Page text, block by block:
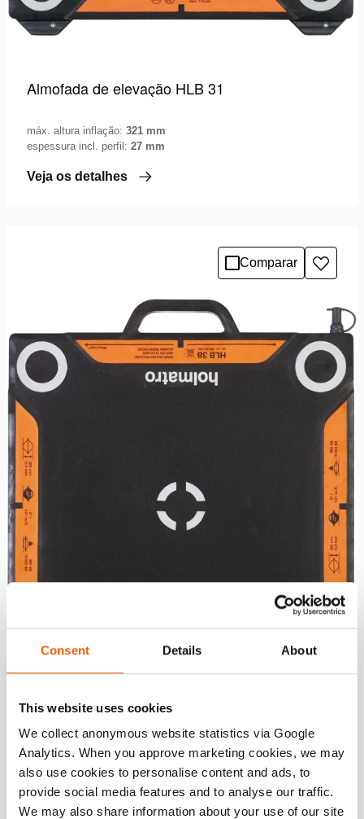
Consent Details About
This website uses cookies
We collect anonymous website statistics via Google
Analytics. When you approve marketing cookies, we may
also use cookies to personalise content and ads, to
provide social media features and to analyse our traffic.
We may also share information about your use of our site
Almofada de elevação HLB 31
máx. altura inflação: 321 mm
espessura incl. perfil: 27 mm
Veja os detalhes
Comparar
à
de
Almofada de elevação HLB 38
máx. altura inflação:352 mm
espessura incl. perfil:
27 mm